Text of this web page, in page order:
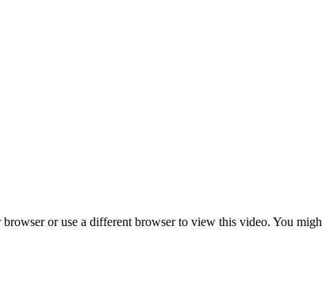
browser or use a different browser to view this video. You